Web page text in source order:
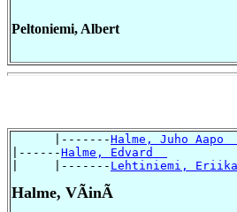
Peltoniemi, Albert
      |-------
Halme, Juho Aapo
|------Halme, Edvard
|     |------- Lehtiniemi,
Halme, VÃinÃ